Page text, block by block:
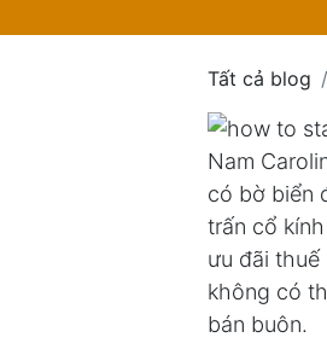
Tất cả blog
Nam
có bờ biển
trấn cổ
ưu đãi
không có
bán buôn.